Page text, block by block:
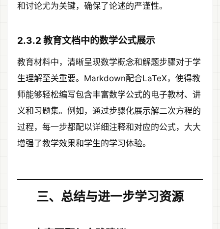
和讨论尤为关键，确保了论述的严谨性。
2.3.2 教育文档中的数学公式展示
教育材料中，清晰呈现数学概念和解题步骤对于学
生理解至关重要。Markdown配合LaTeX，使得教
师能够轻松编写包含丰富数学公式的电子教材、讲
义和习题集。例如，通过步骤化展示解二次方程的
过程，每一步都配以详细注释和对应的公式，大大
增强了教学效果和学生的学习体验。
三、总结与进一步学习资源